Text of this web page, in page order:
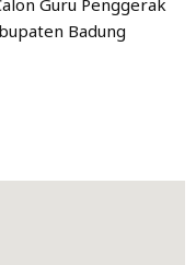
Guru Penggerak
Badung